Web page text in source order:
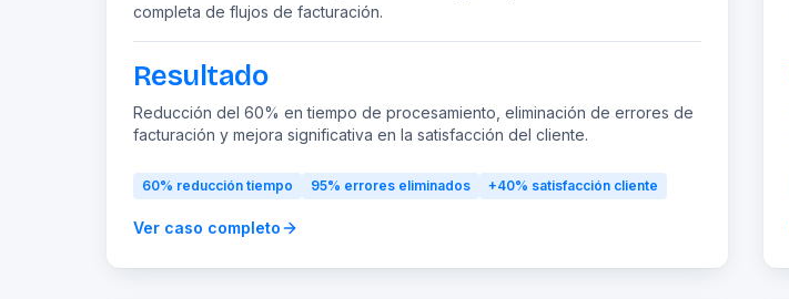
completa de flujos de facturación.
Resultado
Reducción del 60% en tiempo de procesamiento, eliminación de errores de
facturación y mejora significativa en la satisfacción del cliente.
60% reducción tiempo 95% errores eliminados +40% satisfacción cliente
Ver caso completo